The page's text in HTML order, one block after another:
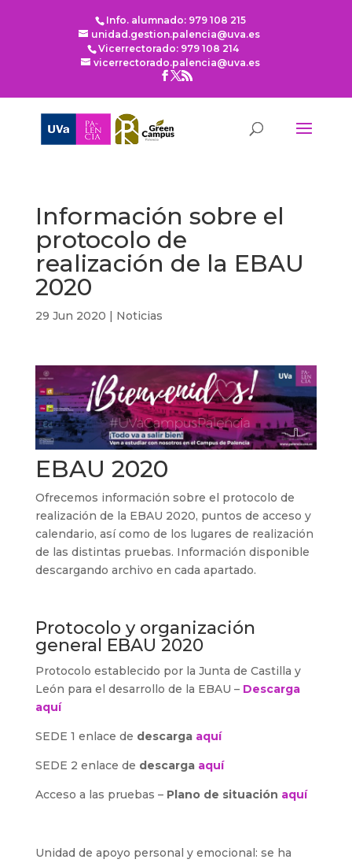
Info. alumnado: 979 108 215
unidad.gestion.palencia@uva.es
Vicerrectorado: 979 108 214
vicerrectorado.palencia@uva.es
Información sobre el
protocolo de
realización de la EBAU
2020
29 Jun 2020 | Noticias
EBAU 2020
Ofrecemos información sobre el protocolo de
realización de la EBAU 2020, puntos de acceso y
calendario, así como de los lugares de realización
de las distintas pruebas. Información disponible
descargando archivo en cada apartado.
Protocolo y organización
general EBAU 2020
Protocolo establecido por la Junta de Castilla y
León para el desarrollo de la EBAU – Descarga
aquí
SEDE 1 enlace de descarga aquí
SEDE 2 enlace de descarga aquí
Acceso a las pruebas – Plano de situación aquí
Unidad de apoyo personal y emocional: se ha